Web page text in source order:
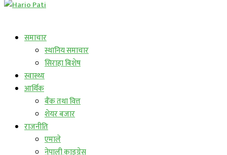
समाचार
स्थानिय समाचार
सिराहा बिशेष
स्वास्थ्य
आर्थिक
बैंक तथा वित्त
शेयर बजार
राजनीति
एमाले
नेपाली काङ्ग्रेस